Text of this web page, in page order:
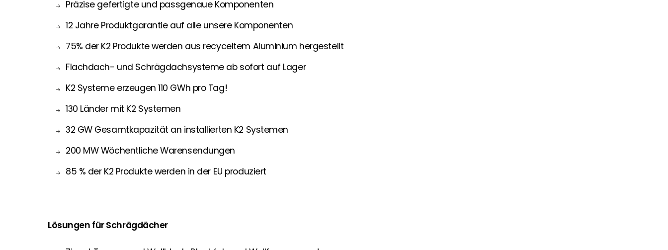
Präzise gefertigte und passgenaue Komponenten
12 Jahre Produktgarantie auf alle unsere Komponenten
75% der K2 Produkte werden aus recyceltem Aluminium hergestellt
Flachdach- und Schrägdachsysteme ab sofort auf Lager
K2 Systeme erzeugen 110 GWh pro Tag!
130 Länder mit K2 Systemen
32 GW Gesamtkapazität an installierten K2 Systemen
200 MW Wöchentliche Warensendungen
85 % der K2 Produkte werden in der EU produziert
Lösungen für Schrägdächer